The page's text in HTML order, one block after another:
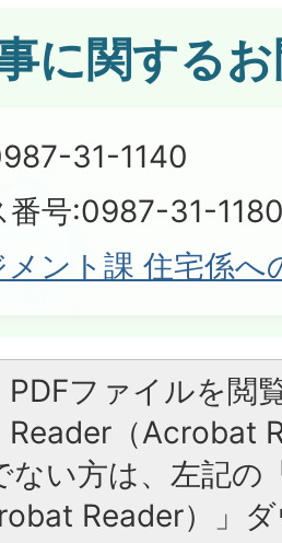
に関する
31-1140
番号:0987-31-
メント課 住宅係へ
PDFファイルを閲
Reader（Acrobat
ない方は、左記の
Reader）」